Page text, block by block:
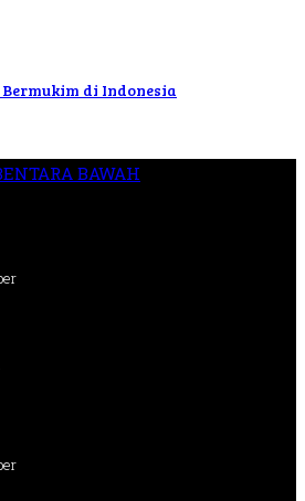
di Indonesia